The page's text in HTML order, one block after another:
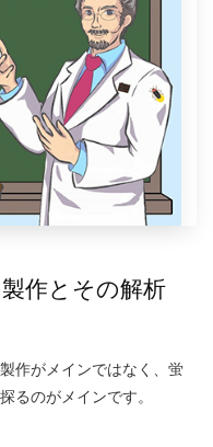
作とその解析
作がメインではなく、蛍
るのがメインです。